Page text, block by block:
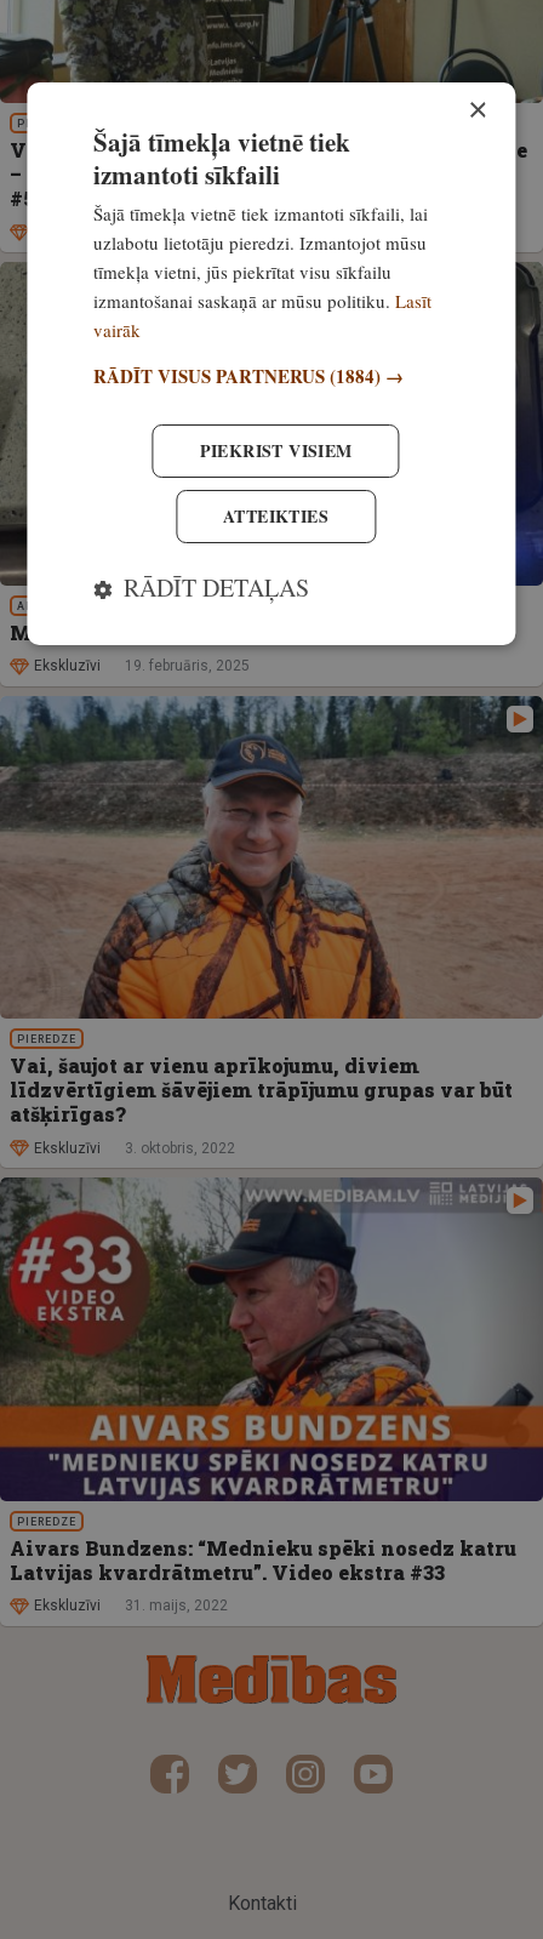
PIEREDZE
VIDEO! Distances, atbalsti, kalibri un efektivitāte
– stāsta Aivars Bundzens. Praktiskais seminārs
#54
APRĪKOJUMS
Mednieka soma. Tīrīt ieroci vai netīrīt?
Ekskluzīvi 19. februāris, 2025
PIEREDZE
Vai, šaujot ar vienu aprīkojumu, diviem
līdzvērtīgiem šāvējiem trāpījumu grupas var būt
atšķirīgas?
Ekskluzīvi 3. oktobris, 2022
PIEREDZE
Aivars Bundzens: “Mednieku spēki nosedz katru
Latvijas kvardrātmetru”. Video ekstra #33
Ekskluzīvi 31. maijs, 2022
Kontakti
×
Šajā tīmekļa vietnē tiek
izmantoti sīkfaili
Šajā tīmekļa vietnē tiek izmantoti sīkfaili, lai
uzlabotu lietotāju pieredzi. Izmantojot mūsu
tīmekļa vietni, jūs piekrītat visu sīkfailu
izmantošanai saskaņā ar mūsu politiku.Lasīt
vairāk
RĀDĪT VISUS PARTNERUS(1884) →
PIEKRIST VISIEM
ATTEIKTIES
RĀDĪT DETAĻAS